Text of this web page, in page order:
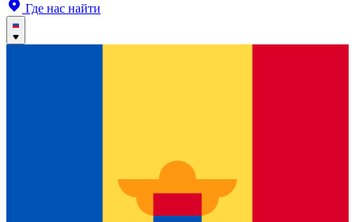
Где нас найти